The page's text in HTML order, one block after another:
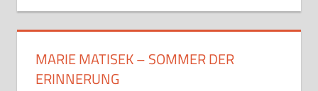
MARIE MATISEK – SOMMER DER
ERINNERUNG